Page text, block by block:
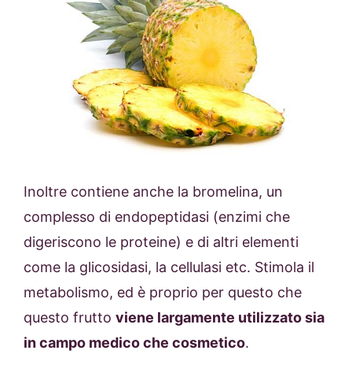
Inoltre contiene anche la bromelina, un
complesso di endopeptidasi (enzimi che
digeriscono le proteine) e di altri elementi
come la glicosidasi, la cellulasi etc. Stimola il
metabolismo, ed è proprio per questo che
questo frutto viene largamente utilizzato sia
in campo medico che cosmetico.